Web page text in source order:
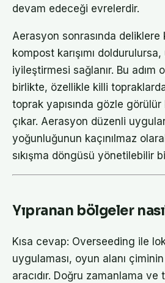
devam edeceği evrelerdir.
Aerasyon sonrasında
kompost karışımı
iyileştirmesi sağlanır. Bu adım
birlikte, özellikle killi
toprak yapısında gözle
çıkar. Aerasyon düzenli
yoğunluğunun kaçınılmaz
sıkışma döngüsü yönetilebilir
Yıpranan bölgeler
Kısa cevap: Overseeding ile
uygulaması, oyun alanı
aracıdır. Doğru zamanlama ve